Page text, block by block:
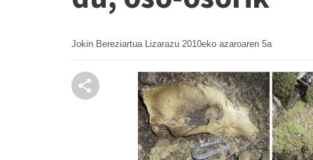
Jokin Bereziartua Lizarazu 2010eko azaroaren 5a